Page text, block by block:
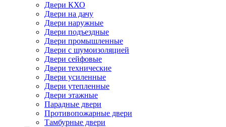
Двери КХО
Двери на дачу
Двери наружные
Двери подъездные
Двери промышленные
Двери с шумоизоляцией
Двери сейфовые
Двери технические
Двери усиленные
Двери утепленные
Двери этажные
Парадные двери
Противопожарные двери
Тамбурные двери